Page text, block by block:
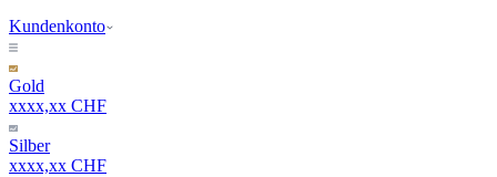
Kundenkonto
Gold
xxxx,xx CHF
Silber
xxxx,xx CHF